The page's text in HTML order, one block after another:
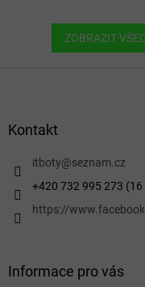
ZOBRAZIT
Kontakt
itboty@seznam.cz
+420 732 995 273 (16
https://
Informace pro vás